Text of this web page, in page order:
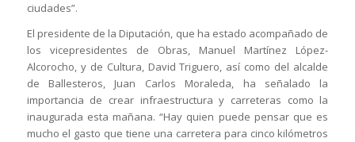
ciudades”.
El presidente de la Diputación, que ha estado acompañado de
los vicepresidentes de Obras, Manuel Martínez López-
Alcorocho, y de Cultura, David Triguero, así como del alcalde
de Ballesteros, Juan Carlos Moraleda, ha señalado la
importancia de crear infraestructura y carreteras como la
inaugurada esta mañana. “Hay quien puede pensar que es
mucho el gasto que tiene una carretera para cinco kilómetros